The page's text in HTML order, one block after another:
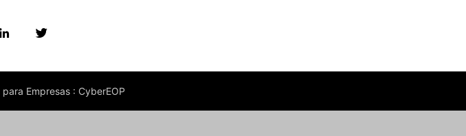
Empresas : CyberEOP